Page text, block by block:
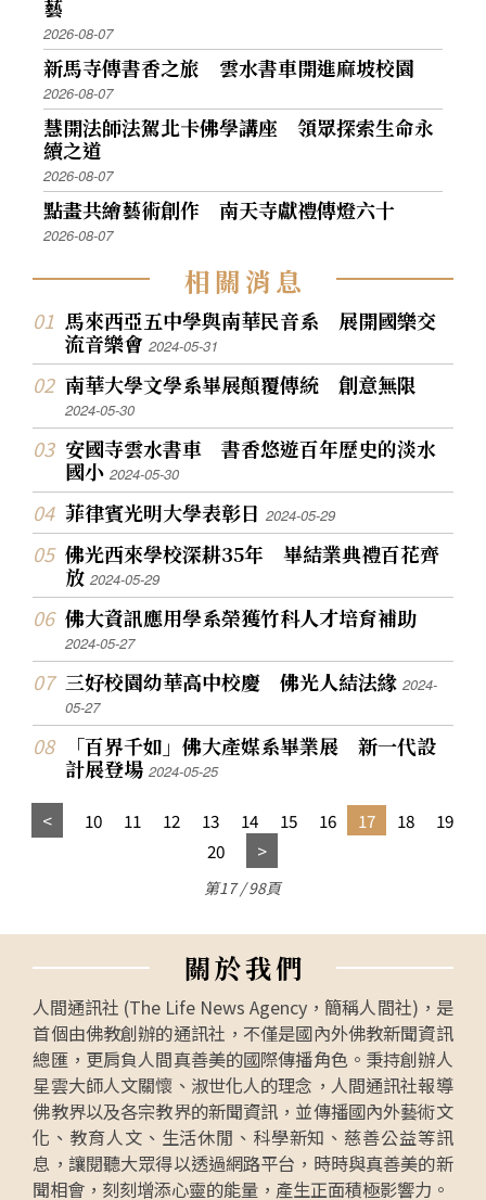
藝
2026-08-07
新馬寺傳書香之旅 雲水書車開進麻坡校園
2026-08-07
慧開法師法駕北卡佛學講座 領眾探索生命永
續之道
2026-08-07
點畫共繪藝術創作 南天寺獻禮傳燈六十
2026-08-07
相關消息
馬來西亞五中學與南華民音系 展開國樂交
流音樂會2024-05-31
南華大學文學系畢展顛覆傳統 創意無限
2024-05-30
安國寺雲水書車 書香悠遊百年歷史的淡水
國小2024-05-30
菲律賓光明大學表彰日2024-05-29
佛光西來學校深耕35年 畢結業典禮百花齊
放2024-05-29
佛大資訊應用學系榮獲竹科人才培育補助
2024-05-27
三好校園幼華高中校慶 佛光人結法緣2024-
05-27
「百界千如」佛大產媒系畢業展 新一代設
計展登場2024-05-25
10 11 12 13 14 15 16 17 18
19
20
第17 / 98頁
關於我們
人間通訊社 (The Life News Agency，簡稱人間社)，是
首個由佛教創辦的通訊社，不僅是國內外佛教新聞資訊
總匯，更肩負人間真善美的國際傳播角色。秉持創辦人
星雲大師人文關懷、淑世化人的理念，人間通訊社報導
佛教界以及各宗教界的新聞資訊，並傳播國內外藝術文
化、教育人文、生活休閒、科學新知、慈善公益等訊
息，讓閱聽大眾得以透過網路平台，時時與真善美的新
聞相會，刻刻增添心靈的能量，產生正面積極影響力。